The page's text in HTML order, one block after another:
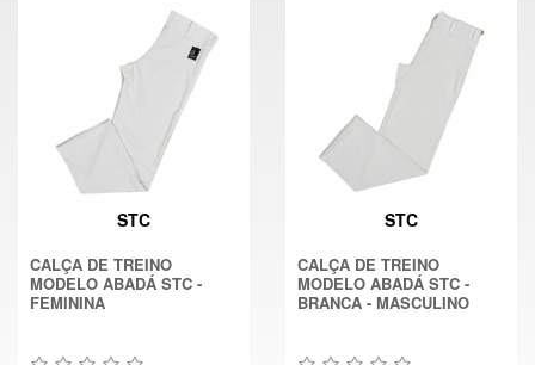
STC
CALÇA DE TREINO
MODELO ABADÁ STC -
FEMININA
STC
CALÇA DE TREINO
MODELO ABADÁ STC -
BRANCA - MASCULINO